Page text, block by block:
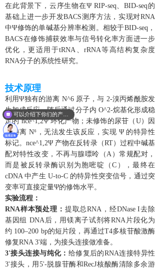
在此背景下，云序生物在Ψ RIP-seq、BID-seq的
基础上进一步开发BACS测序方法，实现对RNA
中Ψ修饰的单碱基分辨率检测。相较于BID-seq，
BACS在修饰捕获效率与信号转化率方面进一步
优化，更适用于tRNA、rRNA等高结构复杂度
RNA分子的系统性研究。
技术原理
利用Ψ独有的游离 N^6 原子，与 2-溴丙烯酰胺发
生加成反应，随后通过分子内 O^2-烷基化形成稳
定的 nce^1,2Ψ 环化产物；未修饰的尿苷（U）因
无游离 N⁶，无法发生该反应，实现 Ψ 的特异性
标记。nce^1,2Ψ 产物在反转录（RT）过程中碱基
配对特性改变，不再与腺嘌呤（A）常规配对，
而是被反转录酶识别为胞嘧啶（C），最终在
cDNA 中产生 U-to-C 的特异性突变信号，通过突
变率可直接定量Ψ的修饰水平。
实验流程：
RNA样本预处理： 提取总RNA，经DNase I去除
基因组 DNA后，用镁离子试剂将RNA片段化为
约 100–200 bp的短片段，再通过T4多核苷酸激酶
修复RNA 3'端，为接头连接做准备。
3'接头连接与纯化： 给修复后的RNA连接特异性
3'接头，用5'-脱腺苷酶和RecJ核酸酶清除多余游
可以介绍下你们的产品么？